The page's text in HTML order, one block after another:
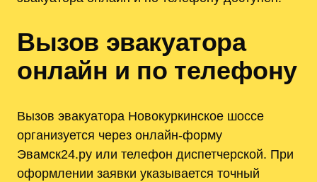
Вызов эвакуатора
онлайн и по телефону
Вызов эвакуатора Новокуркинское шоссе
организуется через онлайн-форму
Эвамск24.ру или телефон диспетчерской. При
оформлении заявки указывается точный